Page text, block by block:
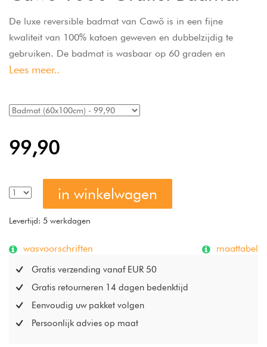
De luxe reversible badmat van Cawö is in een fijne
kwaliteit van 100% katoen geweven en dubbelzijdig te
gebruiken. De badmat is wasbaar op 60 graden en
geschikt voor de droger en vloerverwarming.
Lees meer..
99,90
in winkelwagen
Levertijd: 5 werkdagen
wasvoorschriften maattabel
Gratis verzending vanaf EUR 50
Gratis retourneren 14 dagen bedenktijd
Eenvoudig uw pakket volgen
Persoonlijk advies op maat